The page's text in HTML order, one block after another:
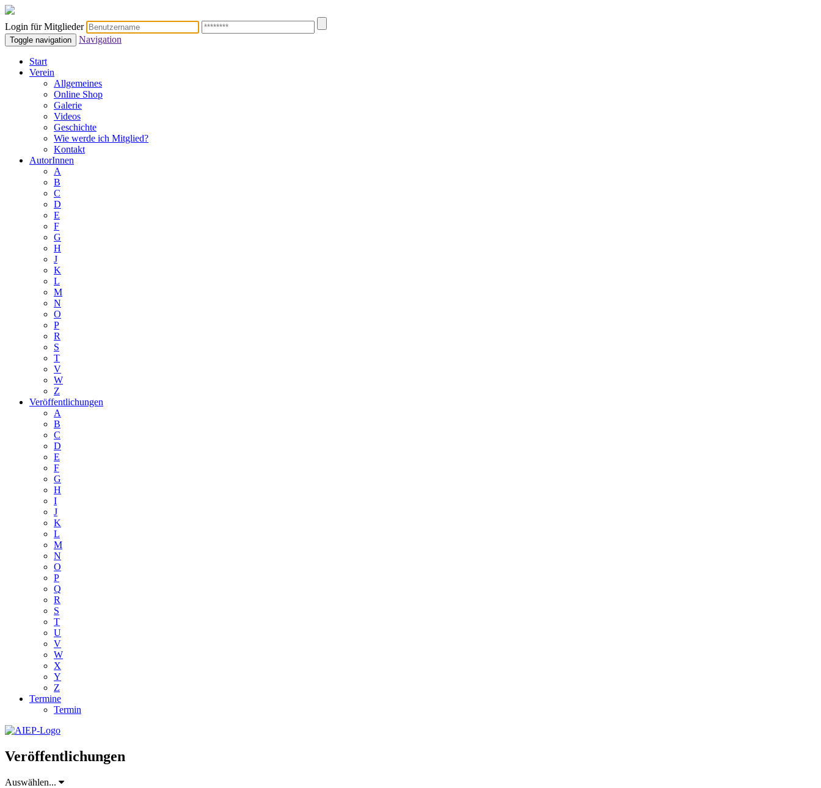
Login für Mitglieder
Toggle navigation Navigation
Start
Verein
Allgemeines
Online Shop
Galerie
Videos
Geschichte
Wie werde ich Mitglied?
Kontakt
AutorInnen
A
B
C
D
E
F
G
H
J
K
L
M
N
O
P
R
S
T
V
W
Z
Veröffentlichungen
A
B
C
D
E
F
G
H
I
J
K
L
M
N
O
P
Q
R
S
T
U
V
W
X
Y
Z
Termine
Termin
Veröffentlichungen
Auswählen...